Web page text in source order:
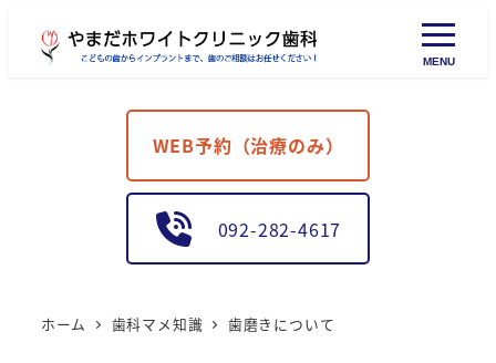
MENU
WEB予約（治療のみ）
092-282-4617
ホーム 歯科マメ知識 歯磨きについて